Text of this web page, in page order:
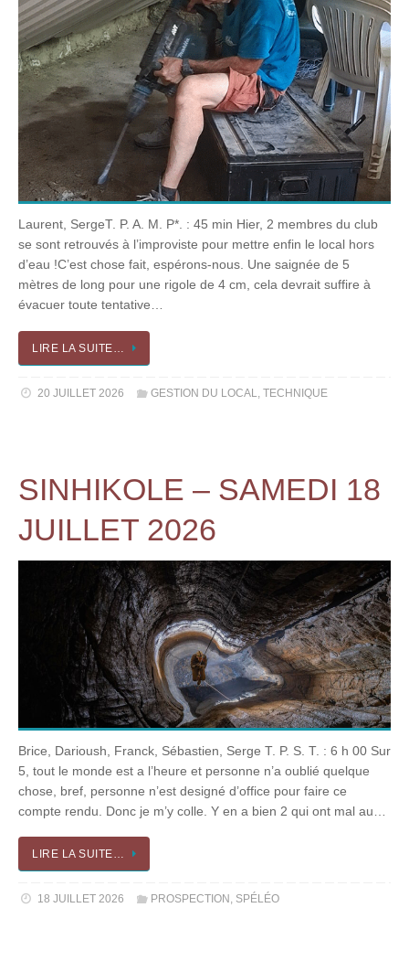
Laurent, SergeT. P. A. M. P*. : 45 min Hier, 2 membres du club
se sont retrouvés à l’improviste pour mettre enfin le local hors
d’eau !C’est chose fait, espérons-nous. Une saignée de 5
mètres de long pour une rigole de 4 cm, cela devrait suffire à
évacuer toute tentative…
LIRE LA SUITE…
20 JUILLET 2026 GESTION DU LOCAL,TECHNIQUE
SINHIKOLE – SAMEDI 18
JUILLET 2026
Brice, Darioush, Franck, Sébastien, Serge T. P. S. T. : 6 h 00 Sur
5, tout le monde est a l’heure et personne n’a oublié quelque
chose, bref, personne n’est designé d’office pour faire ce
compte rendu. Donc je m’y colle. Y en a bien 2 qui ont mal au…
LIRE LA SUITE…
18 JUILLET 2026 PROSPECTION , SPÉLÉO